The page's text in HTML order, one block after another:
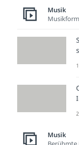
Zu
Musik
Musik